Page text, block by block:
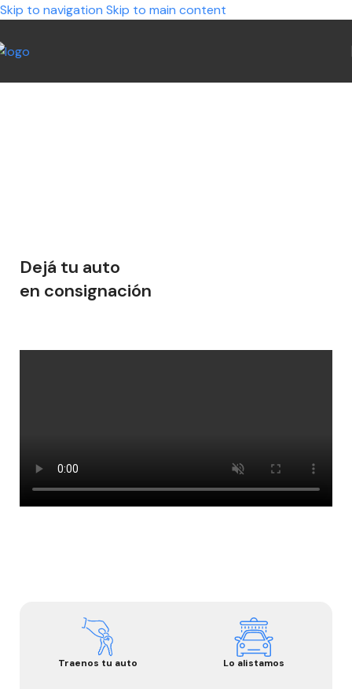
Skip to navigation Skip to main content
Dejá tu auto
en consignación
Traenos tu auto Lo alistamos